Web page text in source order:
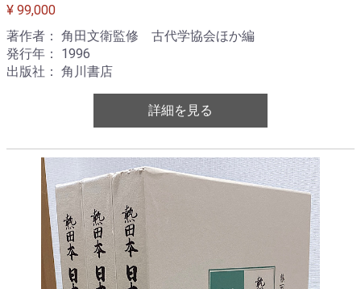
¥ 99,000
著作者： 角田文衛監修 古代学協会ほか編
発行年： 1996
出版社： 角川書店
詳細を見る